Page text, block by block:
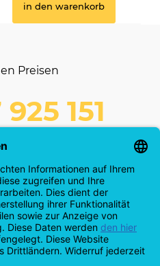
in den warenkorb
Preisen
151